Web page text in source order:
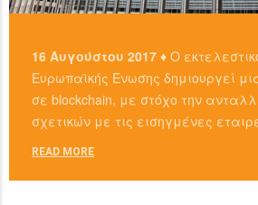
16 Αυγούστου 2017 ♦ Ο
Ευρωπαϊκής Ένωσης δημιουργεί
σε blockchain, με στόχο την
σχετικών με τις εισηγμένες
READ MORE